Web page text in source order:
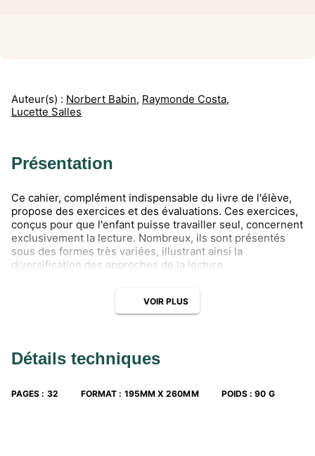
Auteur(s) : Norbert Babin, Raymonde Costa,
Lucette Salles
Présentation
Ce cahier, complément indispensable du livre de l'élève,
propose des exercices et des évaluations. Ces exercices,
conçus pour que l'enfant puisse travailler seul, concernent
exclusivement la lecture. Nombreux, ils sont présentés
sous des formes très variées, illustrant ainsi la
diversification des approches de la lecture.
VOIR PLUS
Détails techniques
PAGES : 32 FORMAT : 195MM X 260MM POIDS :90 G